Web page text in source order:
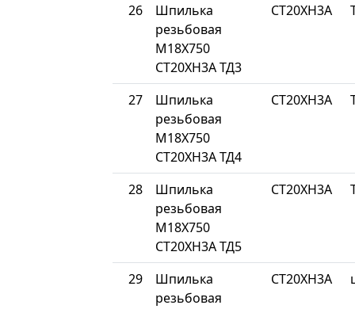
26
Шпилька
резьбовая
М18Х750
СТ20ХН3А ТД3
СТ20ХН3А
27
Шпилька
резьбовая
М18Х750
СТ20ХН3А ТД4
СТ20ХН3А
28
Шпилька
резьбовая
М18Х750
СТ20ХН3А ТД5
СТ20ХН3А
29
Шпилька
резьбовая
СТ20ХН3А